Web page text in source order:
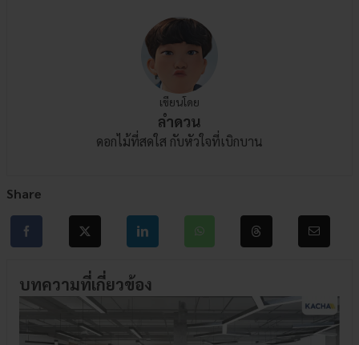
เขียนโดย
ลำดวน
ดอกไม้ที่สดใส กับหัวใจที่เบิกบาน
Share
บทความที่เกี่ยวข้อง